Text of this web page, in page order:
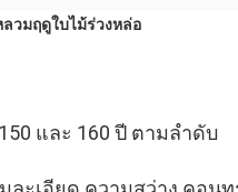
ลวมฤดูใบไม้ร่วงหล่อ
และ 160 ปี ตามลำดับ